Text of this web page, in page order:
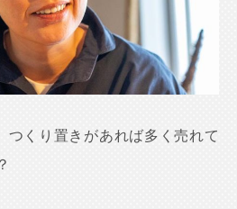
つくり置きがあれば多く売れて